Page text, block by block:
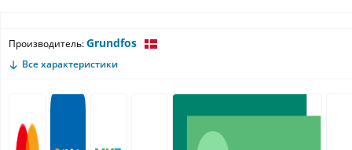
Производитель:Grundfos
Все характеристики